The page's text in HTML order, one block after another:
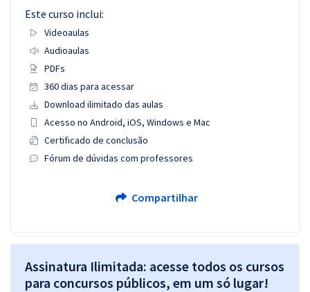
Este curso inclui:
Videoaulas
Audioaulas
PDFs
360 dias para acessar
Download ilimitado das aulas
Acesso no Android, iOS, Windows e Mac
Certificado de conclusão
Fórum de dúvidas com professores
Compartilhar
Assinatura Ilimitada: acesse todos os cursos
para concursos públicos, em um só lugar!